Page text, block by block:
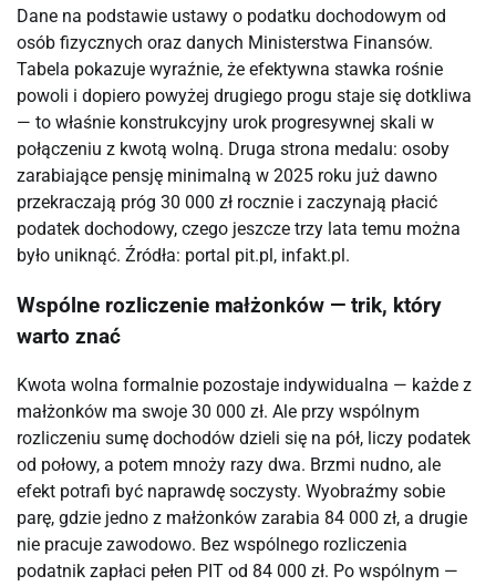
Dane na podstawie ustawy o podatku dochodowym od
osób fizycznych oraz danych Ministerstwa Finansów.
Tabela pokazuje wyraźnie, że efektywna stawka rośnie
powoli i dopiero powyżej drugiego progu staje się dotkliwa
— to właśnie konstrukcyjny urok progresywnej skali w
połączeniu z kwotą wolną. Druga strona medalu: osoby
zarabiające pensję minimalną w 2025 roku już dawno
przekraczają próg 30 000 zł rocznie i zaczynają płacić
podatek dochodowy, czego jeszcze trzy lata temu można
było uniknąć. Źródła: portal pit.pl, infakt.pl.
Wspólne rozliczenie małżonków — trik, który
warto znać
Kwota wolna formalnie pozostaje indywidualna — każde z
małżonków ma swoje 30 000 zł. Ale przy wspólnym
rozliczeniu sumę dochodów dzieli się na pół, liczy podatek
od połowy, a potem mnoży razy dwa. Brzmi nudno, ale
efekt potrafi być naprawdę soczysty. Wyobraźmy sobie
parę, gdzie jedno z małżonków zarabia 84 000 zł, a drugie
nie pracuje zawodowo. Bez wspólnego rozliczenia
podatnik zapłaci pełen PIT od 84 000 zł. Po wspólnym —